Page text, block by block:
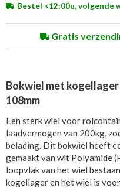
Bestel <12:00u, volgende
Gratis
Bokwiel met
108mm
Een sterk wiel voor
laadvermogen van 200kg,
belading. Dit bokwiel heeft
gemaakt van wit Polyamide
loopvlak van het wiel
kogellager en het wiel is